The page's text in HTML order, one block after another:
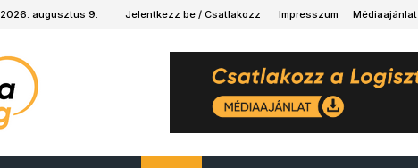
2026. augusztus 9. Jelentkezz be / Csatlakozz Impresszum Médiaajánlat